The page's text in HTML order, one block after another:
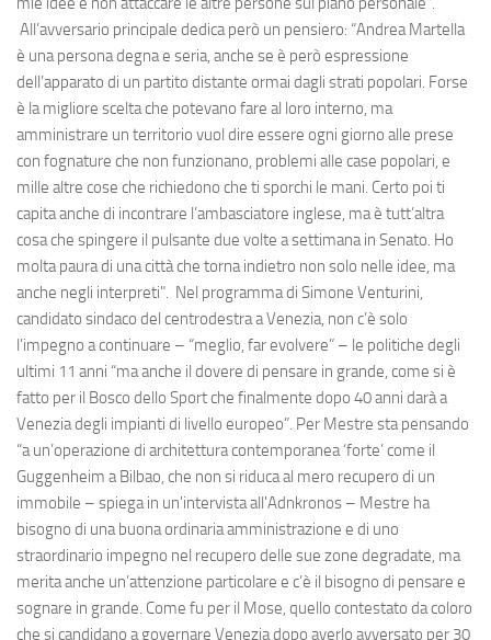
All’avversario principale dedica però un pensiero: “Andrea Martella
è una persona degna e seria, anche se è però espressione
dell’apparato di un partito distante ormai dagli strati popolari. Forse
è la migliore scelta che potevano fare al loro interno, ma
amministrare un territorio vuol dire essere ogni giorno alle prese
con fognature che non funzionano, problemi alle case popolari, e
mille altre cose che richiedono che ti sporchi le mani. Certo poi ti
capita anche di incontrare l’ambasciatore inglese, ma è tutt’altra
cosa che spingere il pulsante due volte a settimana in Senato. Ho
molta paura di una città che torna indietro non solo nelle idee, ma
anche negli interpreti". Nel programma di Simone Venturini,
candidato sindaco del centrodestra a Venezia, non c’è solo
l’impegno a continuare – “meglio, far evolvere” – le politiche degli
ultimi 11 anni “ma anche il dovere di pensare in grande, come si è
fatto per il Bosco dello Sport che finalmente dopo 40 anni darà a
Venezia degli impianti di livello europeo”. Per Mestre sta pensando
“a un’operazione di architettura contemporanea ‘forte’ come il
Guggenheim a Bilbao, che non si riduca al mero recupero di un
immobile – spiega in un'intervista all'Adnkronos – Mestre ha
bisogno di una buona ordinaria amministrazione e di uno
straordinario impegno nel recupero delle sue zone degradate, ma
merita anche un’attenzione particolare e c’è il bisogno di pensare e
sognare in grande. Come fu per il Mose, quello contestato da coloro
che si candidano a governare Venezia dopo averlo avversato per 30